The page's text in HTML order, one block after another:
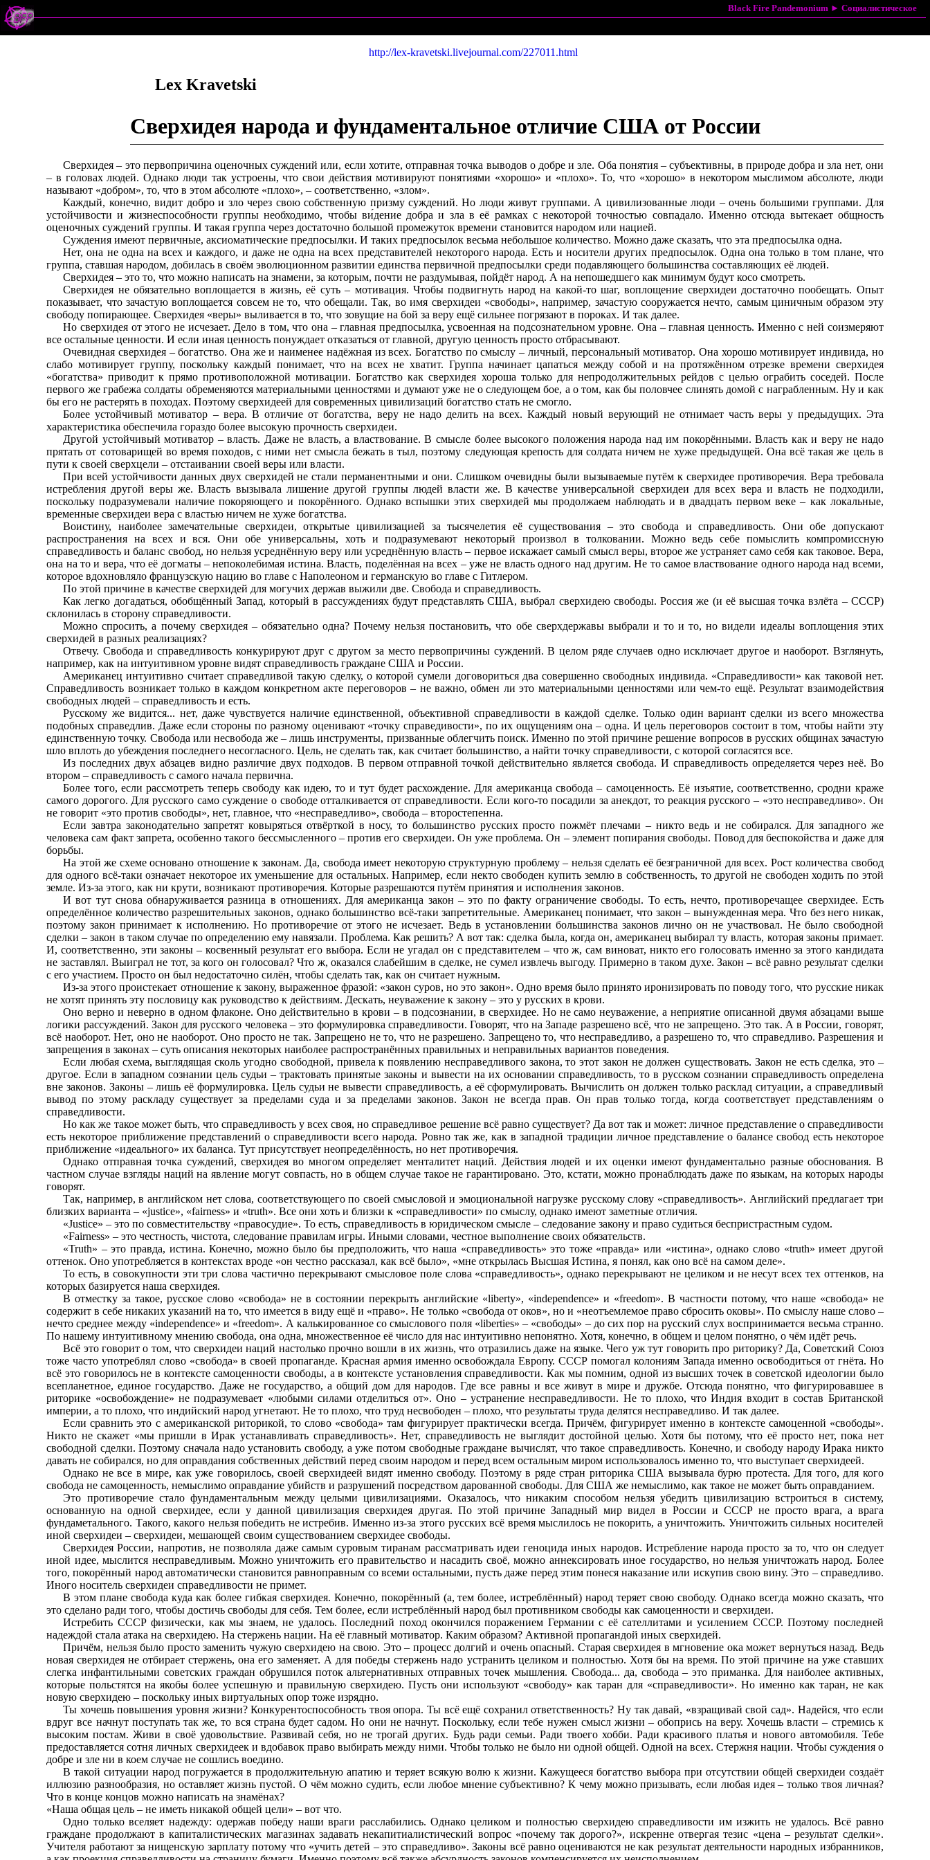
Black Fire Pandemonium ►Социалистическое
http://lex-kravetski.livejournal.com/227011.html
Lex Kravetski
Сверхидея народа и фундаментальное отличие США от России
Сверхидея – это первопричина оценочных суждений или, если хотите, отправная точка выводов о добре и зле. Оба понятия – субъективны, в природе добра и зла нет, они
– в головах людей. Однако люди так устроены, что свои действия мотивируют понятиями «хорошо» и «плохо». То, что «хорошо» в некотором мыслимом абсолюте, люди
называют «добром», то, что в этом абсолюте «плохо», – соответственно, «злом».
Каждый, конечно, видит добро и зло через свою собственную призму суждений. Но люди живут группами. А цивилизованные люди – очень большими группами. Для
устойчивости и жизнеспособности группы необходимо, чтобы ви́дение добра и зла в её рамках с некоторой точностью совпадало. Именно отсюда вытекает общность
оценочных суждений группы. И такая группа через достаточно большой промежуток времени становится народом или нацией.
Суждения имеют первичные, аксиоматические предпосылки. И таких предпосылок весьма небольшое количество. Можно даже сказать, что эта предпосылка одна.
Нет, она не одна на всех и каждого, и даже не одна на всех представителей некоторого народа. Есть и носители других предпосылок. Одна она только в том плане, что
группа, ставшая народом, добилась в своём эволюционном развитии единства первичной предпосылки среди подавляющего большинства составляющих её людей.
Сверхидея – это то, что можно написать на знамени, за которым, почти не раздумывая, пойдёт народ. А на непошедшего как минимум будут косо смотреть.
Сверхидея не обязательно воплощается в жизнь, её суть – мотивация. Чтобы подвигнуть народ на какой-то шаг, воплощение сверхидеи достаточно пообещать. Опыт
показывает, что зачастую воплощается совсем не то, что обещали. Так, во имя сверхидеи «свободы», например, зачастую сооружается нечто, самым циничным образом эту
свободу попирающее. Сверхидея «веры» выливается в то, что зовущие на бой за веру ещё сильнее погрязают в пороках. И так далее.
Но сверхидея от этого не исчезает. Дело в том, что она – главная предпосылка, усвоенная на подсознательном уровне. Она – главная ценность. Именно с ней соизмеряют
все остальные ценности. И если иная ценность понуждает отказаться от главной, другую ценность просто отбрасывают.
Очевидная сверхидея – богатство. Она же и наименее надёжная из всех. Богатство по смыслу – личный, персональный мотиватор. Она хорошо мотивирует индивида, но
слабо мотивирует группу, поскольку каждый понимает, что на всех не хватит. Группа начинает цапаться между собой и на протяжённом отрезке времени сверхидея
«богатства» приводит к прямо противоположной мотивации. Богатство как сверхидея хороша только для непродолжительных рейдов с целью ограбить соседей. После
первого же грабежа солдаты обременяются материальными ценностями и думают уже не о следующем бое, а о том, как бы половчее слинять домой с награбленным. Ну и как
бы его не растерять в походах. Поэтому сверхидеей для современных цивилизаций богатство стать не смогло.
Более устойчивый мотиватор – вера. В отличие от богатства, веру не надо делить на всех. Каждый новый верующий не отнимает часть веры у предыдущих. Эта
характеристика обеспечила гораздо более высокую прочность сверхидеи.
Другой устойчивый мотиватор – власть. Даже не власть, а властвование. В смысле более высокого положения народа над им покорёнными. Власть как и веру не надо
прятать от сотоварищей во время походов, с ними нет смысла бежать в тыл, поэтому следующая крепость для солдата ничем не хуже предыдущей. Она всё такая же цель в
пути к своей сверхцели – отстаивании своей веры или власти.
При всей устойчивости данных двух сверхидей не стали перманентными и они. Слишком очевидны были вызываемые путём к сверхидее противоречия. Вера требовала
истребления другой веры же. Власть вызывала лишение другой группы людей власти же. В качестве универсальной сверхидеи для всех вера и власть не подходили,
поскольку подразумевали наличие покоряющего и покорённого. Однако вспышки этих сверхидей мы продолжаем наблюдать и в двадцать первом веке – как локальные,
временные сверхидеи вера с властью ничем не хуже богатства.
Воистину, наиболее замечательные сверхидеи, открытые цивилизацией за тысячелетия её существования – это свобода и справедливость. Они обе допускают
распространения на всех и вся. Они обе универсальны, хоть и подразумевают некоторый произвол в толковании. Можно ведь себе помыслить компромиссную
справедливость и баланс свобод, но нельзя усреднённую веру или усреднённую власть – первое искажает самый смысл веры, второе же устраняет само себя как таковое. Вера,
она на то и вера, что её догматы – непоколебимая истина. Власть, поделённая на всех – уже не власть одного над другим. Не то самое властвование одного народа над всеми,
которое вдохновляло французскую нацию во главе с Наполеоном и германскую во главе с Гитлером.
По этой причине в качестве сверхидей для могучих держав выжили две. Свобода и справедливость.
Как легко догадаться, обобщённый Запад, который в рассуждениях будут представлять США, выбрал сверхидею свободы. Россия же (и её высшая точка взлёта – СССР)
склонилась в сторону справедливости.
Можно спросить, а почему сверхидея – обязательно одна? Почему нельзя постановить, что обе сверхдержавы выбрали и то и то, но видели идеалы воплощения этих
сверхидей в разных реализациях?
Отвечу. Свобода и справедливость конкурируют друг с другом за место первопричины суждений. В целом ряде случаев одно исключает другое и наоборот. Взглянуть,
например, как на интуитивном уровне видят справедливость граждане США и России.
Американец интуитивно считает справедливой такую сделку, о которой сумели договориться два совершенно свободных индивида. «Справедливости» как таковой нет.
Справедливость возникает только в каждом конкретном акте переговоров – не важно, обмен ли это материальными ценностями или чем-то ещё. Результат взаимодействия
свободных людей – справедливость и есть.
Русскому же видится... нет, даже чувствуется наличие единственной, объективной справедливости в каждой сделке. Только один вариант сделки из всего множества
подобных справедлив. Даже если стороны по разному оценивают «точку справедивости», по их ощущениям она – одна. И цель переговоров состоит в том, чтобы найти эту
единственную точку. Свобода или несвобода же – лишь инструменты, призванные облегчить поиск. Именно по этой причине решение вопросов в русских общинах зачастую
шло вплоть до убеждения последнего несогласного. Цель, не сделать так, как считает большинство, а найти точку справедливости, с которой согласятся все.
Из последних двух абзацев видно различие двух подходов. В первом отправной точкой действительно является свобода. И справедливость определяется через неё. Во
втором – справедливость с самого начала первична.
Более того, если рассмотреть теперь свободу как идею, то и тут будет расхождение. Для американца свобода – самоценность. Её изъятие, соответственно, сродни краже
самого дорогого. Для русского само суждение о свободе отталкивается от справедливости. Если кого-то посадили за анекдот, то реакция русского – «это несправедливо». Он
не говорит «это против свободы», нет, главное, что «несправедливо», свобода – второстепенна.
Если завтра законодательно запретят ковыряться отвёрткой в носу, то большинство русских просто пожмёт плечами – никто ведь и не собирался. Для западного же
человека сам факт запрета, особенно такого бессмысленного – против его сверхидеи. Он уже проблема. Он – элемент попирания свободы. Повод для беспокойства и даже для
борьбы.
На этой же схеме основано отношение к законам. Да, свобода имеет некоторую структурную проблему – нельзя сделать её безграничной для всех. Рост количества свобод
для одного всё-таки означает некоторое их уменьшение для остальных. Например, если некто свободен купить землю в собственность, то другой не свободен ходить по этой
земле. Из-за этого, как ни крути, возникают противоречия. Которые разрешаются путём принятия и исполнения законов.
И вот тут снова обнаруживается разница в отношениях. Для американца закон – это по факту ограничение свободы. То есть, нечто, противоречащее сверхидее. Есть
определённое количество разрешительных законов, однако большинство всё-таки запретительные. Американец понимает, что закон – вынужденная мера. Что без него никак,
поэтому закон принимает к исполнению. Но противоречие от этого не исчезает. Ведь в установлении большинства законов лично он не участвовал. Не было свободной
сделки – закон в таком случае по определению ему навязали. Проблема. Как решить? А вот так: сделка была, когда он, американец выбирал ту власть, которая законы примает.
И, соответственно, эти законы – косвенный результат его выбора. Если не угадал он с представителем – что ж, сам виноват, никто его голосовать именно за этого кандидата
не заставлял. Выиграл не тот, за кого он голосовал? Что ж, оказался слабейшим в сделке, не сумел извлечь выгоду. Примерно в таком духе. Закон – всё равно результат сделки
с его участием. Просто он был недостаточно силён, чтобы сделать так, как он считает нужным.
Из-за этого проистекает отношение к закону, выраженное фразой: «закон суров, но это закон». Одно время было принято иронизировать по поводу того, что русские никак
не хотят принять эту пословицу как руководство к действиям. Дескать, неуважение к закону – это у русских в крови.
Оно верно и неверно в одном флаконе. Оно действительно в крови – в подсознании, в сверхидее. Но не само неуважение, а неприятие описанной двумя абзацами выше
логики рассуждений. Закон для русского человека – это формулировка справедливости. Говорят, что на Западе разрешено всё, что не запрещено. Это так. А в России, говорят,
всё наоборот. Нет, оно не наоборот. Оно просто не так. Запрещено не то, что не разрешено. Запрещено то, что несправедливо, а разрешено то, что справедливо. Разрешения и
запрещения в законах – суть описания некоторых наиболее распространённых правильных и неправильных вариантов поведения.
Если любая схема, выглядящая сколь угодно свободной, привела к появлению несправедливого закона, то этот закон не должен существовать. Закон не есть сделка, это –
другое. Если в западном сознании цель судьи – трактовать принятые законы и вывести на их основании справедливость, то в русском сознании справедливость определена
вне законов. Законы – лишь её формулировка. Цель судьи не вывести справедливость, а её сформулировать. Вычислить он должен только расклад ситуации, а справедливый
вывод по этому раскладу существует за пределами суда и за пределами законов. Закон не всегда прав. Он прав только тогда, когда соответствует представлениям о
справедливости.
Но как же такое может быть, что справедливость у всех своя, но справедливое решение всё равно существует? Да вот так и может: личное представление о справедливости
есть некоторое приближение представлений о справедливости всего народа. Ровно так же, как в западной традиции личное представление о балансе свобод есть некоторое
приближение «идеального» их баланса. Тут присутствует неопределённость, но нет противоречия.
Однако отправная точка суждений, сверхидея во многом определяет менталитет наций. Действия людей и их оценки имеют фундаментально разные обоснования. В
частном случае взгляды наций на явление могут совпасть, но в общем случае такое не гарантировано. Это, кстати, можно пронаблюдать даже по языкам, на которых народы
говорят.
Так, например, в английском нет слова, соответствующего по своей смысловой и эмоциональной нагрузке русскому слову «справедливость». Английский предлагает три
близких варианта – «justice», «fairness» и «truth». Все они хоть и близки к «справедливости» по смыслу, однако имеют заметные отличия.
«Justice» – это по совместительству «правосудие». То есть, справедливость в юридическом смысле – следование закону и право судиться беспристрастным судом.
«Fairness» – это честность, чистота, следование правилам игры. Иными словами, честное выполнение своих обязательств.
«Truth» – это правда, истина. Конечно, можно было бы предположить, что наша «справедливость» это тоже «правда» или «истина», однако слово «truth» имеет другой
оттенок. Оно употребляется в контекстах вроде «он честно рассказал, как всё было», «мне открылась Высшая Истина, я понял, как оно всё на самом деле».
То есть, в совокупности эти три слова частично перекрывают смысловое поле слова «справедливость», однако перекрывают не целиком и не несут всех тех оттенков, на
которых базируется наша сверхидея.
В отместку за такое, русское слово «свобода» не в состоянии перекрыть английские «liberty», «independence» и «freedom». В частности потому, что наше «свобода» не
содержит в себе никаких указаний на то, что имеется в виду ещё и «право». Не только «свобода от оков», но и «неотъемлемое право сбросить оковы». По смыслу наше слово –
нечто среднее между «independence» и «freedom». А калькированное со смыслового поля «liberties» – «свободы» – до сих пор на русский слух воспринимается весьма странно.
По нашему интуитивному мнению свобода, она одна, множественное её число для нас интуитивно непонятно. Хотя, конечно, в общем и целом понятно, о чём идёт речь.
Всё это говорит о том, что сверхидеи наций настолько прочно вошли в их жизнь, что отразились даже на языке. Чего уж тут говорить про риторику? Да, Советский Союз
тоже часто употреблял слово «свобода» в своей пропаганде. Красная армия именно освобождала Европу. СССР помогал колониям Запада именно освободиться от гнёта. Но
всё это говорилось не в контексте самоценности свободы, а в контексте установления справедливости. Как мы помним, одной из высших точек в советской идеологии было
всепланетное, единое государство. Даже не государство, а общий дом для народов. Где все равны и все живут в мире и дружбе. Отсюда понятно, что фигурировавшее в
риторике «освобождение» не подразумевает «любыми силами отделиться от». Оно – устранение несправедливости. Не то плохо, что Индия входит в состав Британской
империи, а то плохо, что индийский народ угнетают. Не то плохо, что труд несвободен – плохо, что результаты труда делятся несправедливо. И так далее.
Если сравнить это с американской риторикой, то слово «свобода» там фигурирует практически всегда. Причём, фигурирует именно в контексте самоценной «свободы».
Никто не скажет «мы пришли в Ирак устанавливать справедливость». Нет, справедливость не выглядит достойной целью. Хотя бы потому, что её просто нет, пока нет
свободной сделки. Поэтому сначала надо установить свободу, а уже потом свободные граждане вычислят, что такое справедливость. Конечно, и свободу народу Ирака никто
давать не собирался, но для оправдания собственных действий перед своим народом и перед всем остальным миром использовалось именно то, что выступает сверхидеей.
Однако не все в мире, как уже говорилось, своей сверхидеей видят именно свободу. Поэтому в ряде стран риторика США вызывала бурю протеста. Для того, для кого
свобода не самоценность, немыслимо оправдание убийств и разрушений посредством дарованной свободы. Для США же немыслимо, как такое не может быть оправданием.
Это противоречие стало фундаментальным между целыми цивилизациями. Оказалось, что никаким способом нельзя убедить цивилизацию встроиться в систему,
основанную на одной сверхидее, если у данной цивилизация сверхидея другая. По этой причине Западный мир видел в России и СССР не просто врага, а врага
фундаметального. Такого, какого нельзя победить не истребив. Именно из-за этого русских всё время мыслилось не покорить, а уничтожить. Уничтожить сильных носителей
иной сверхидеи – сверхидеи, мешающей своим существованием сверхидее свободы.
Сверхидея России, напротив, не позволяла даже самым суровым тиранам рассматривать идеи геноцида иных народов. Истребление народа просто за то, что он следует
иной идее, мыслится несправедливым. Можно уничтожить его правительство и насадить своё, можно аннексировать иное государство, но нельзя уничтожать народ. Более
того, покорённый народ автоматически становится равноправным со всеми остальными, пусть даже перед этим понеся наказание или искупив свою вину. Это – справедливо.
Иного носитель сверхидеи справедливости не примет.
В этом плане свобода куда как более гибкая сверхидея. Конечно, покорённый (а, тем более, истреблённый) народ теряет свою свободу. Однако всегда можно сказать, что
это сделано ради того, чтобы достичь свободы для себя. Тем более, если истреблённый народ был противником свободы как самоценности и сверхидеи.
Истребить СССР физически, как мы знаем, не удалось. Последний поход окончился поражением Германии с её сателлитами и усилением СССР. Поэтому последней
надеждой стала атака на сверхидею. На стержень нации. На её главный мотиватор. Каким образом? Активной пропагандой иных сверхидей.
Причём, нельзя было просто заменить чужую сверхидею на свою. Это – процесс долгий и очень опасный. Старая сверхидея в мгновение ока может вернуться назад. Ведь
новая сверхидея не отбирает стержень, она его заменяет. А для победы стержень надо устранить целиком и полностью. Хотя бы на время. По этой причине на уже ставших
слегка инфантильными советских граждан обрушился поток альтернативных отправных точек мышления. Свобода... да, свобода – это приманка. Для наиболее активных,
которые польстятся на якобы более успешную и правильную сверхидею. Пусть они используют «свободу» как таран для «справедливости». Но именно как таран, не как
новую сверхидею – поскольку иных виртуальных опор тоже изрядно.
Ты хочешь повышения уровня жизни? Конкурентоспособность твоя опора. Ты всё ещё сохранил ответственность? Ну так давай, «взращивай свой сад». Надейся, что если
вдруг все начнут поступать так же, то вся страна будет садом. Но они не начнут. Поскольку, если тебе нужен смысл жизни – обопрись на веру. Хочешь власти – стремись к
высоким постам. Живи в своё удовольствие. Развивай себя, но не трогай других. Будь ради семьи. Ради твоего хобби. Ради красивого платья и нового автомобиля. Тебе
предоставляется сотня личных сверхидеек и вдобавок право выбирать между ними. Чтобы только не было ни одной общей. Одной на всех. Стержня нации. Чтобы суждения о
добре и зле ни в коем случае не сошлись воедино.
В такой ситуации народ погружается в продолжительную апатию и теряет всякую волю к жизни. Кажущееся богатство выбора при отсутствии общей сверхидеи создаёт
иллюзию разнообразия, но оставляет жизнь пустой. О чём можно судить, если любое мнение субъективно? К чему можно призывать, если любая идея – только твоя личная?
Что в конце концов можно написать на знамёнах?
«Наша общая цель – не иметь никакой общей цели» – вот что.
Одно только вселяет надежду: одержав победу наши враги расслабились. Однако целиком и полностью сверхидею справедливости им изжить не удалось. Всё равно
граждане продолжают в капиталистических магазинах задавать некапитиалистический вопрос «почему так дорого?», искренне отвергая тезис «цена – результат сделки».
Учителя работают за нищенскую зарплату потому что «учить детей – это справедливо». Законы всё равно оцениваются не как результат деятельности народных избранников,